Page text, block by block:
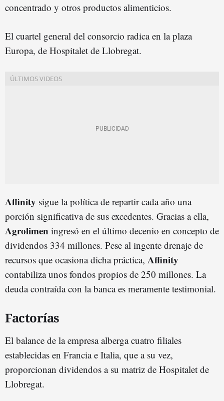
concentrado y otros productos alimenticios.
El cuartel general del consorcio radica en la plaza
Europa, de Hospitalet de Llobregat.
Affinity sigue la política de repartir cada año una
porción significativa de sus excedentes. Gracias a ella,
Agrolimen ingresó en el último decenio en concepto de
dividendos 334 millones. Pese al ingente drenaje de
recursos que ocasiona dicha práctica, Affinity
contabiliza unos fondos propios de 250 millones. La
deuda contraída con la banca es meramente testimonial.
Factorías
El balance de la empresa alberga cuatro filiales
establecidas en Francia e Italia, que a su vez,
proporcionan dividendos a su matriz de Hospitalet de
Llobregat.